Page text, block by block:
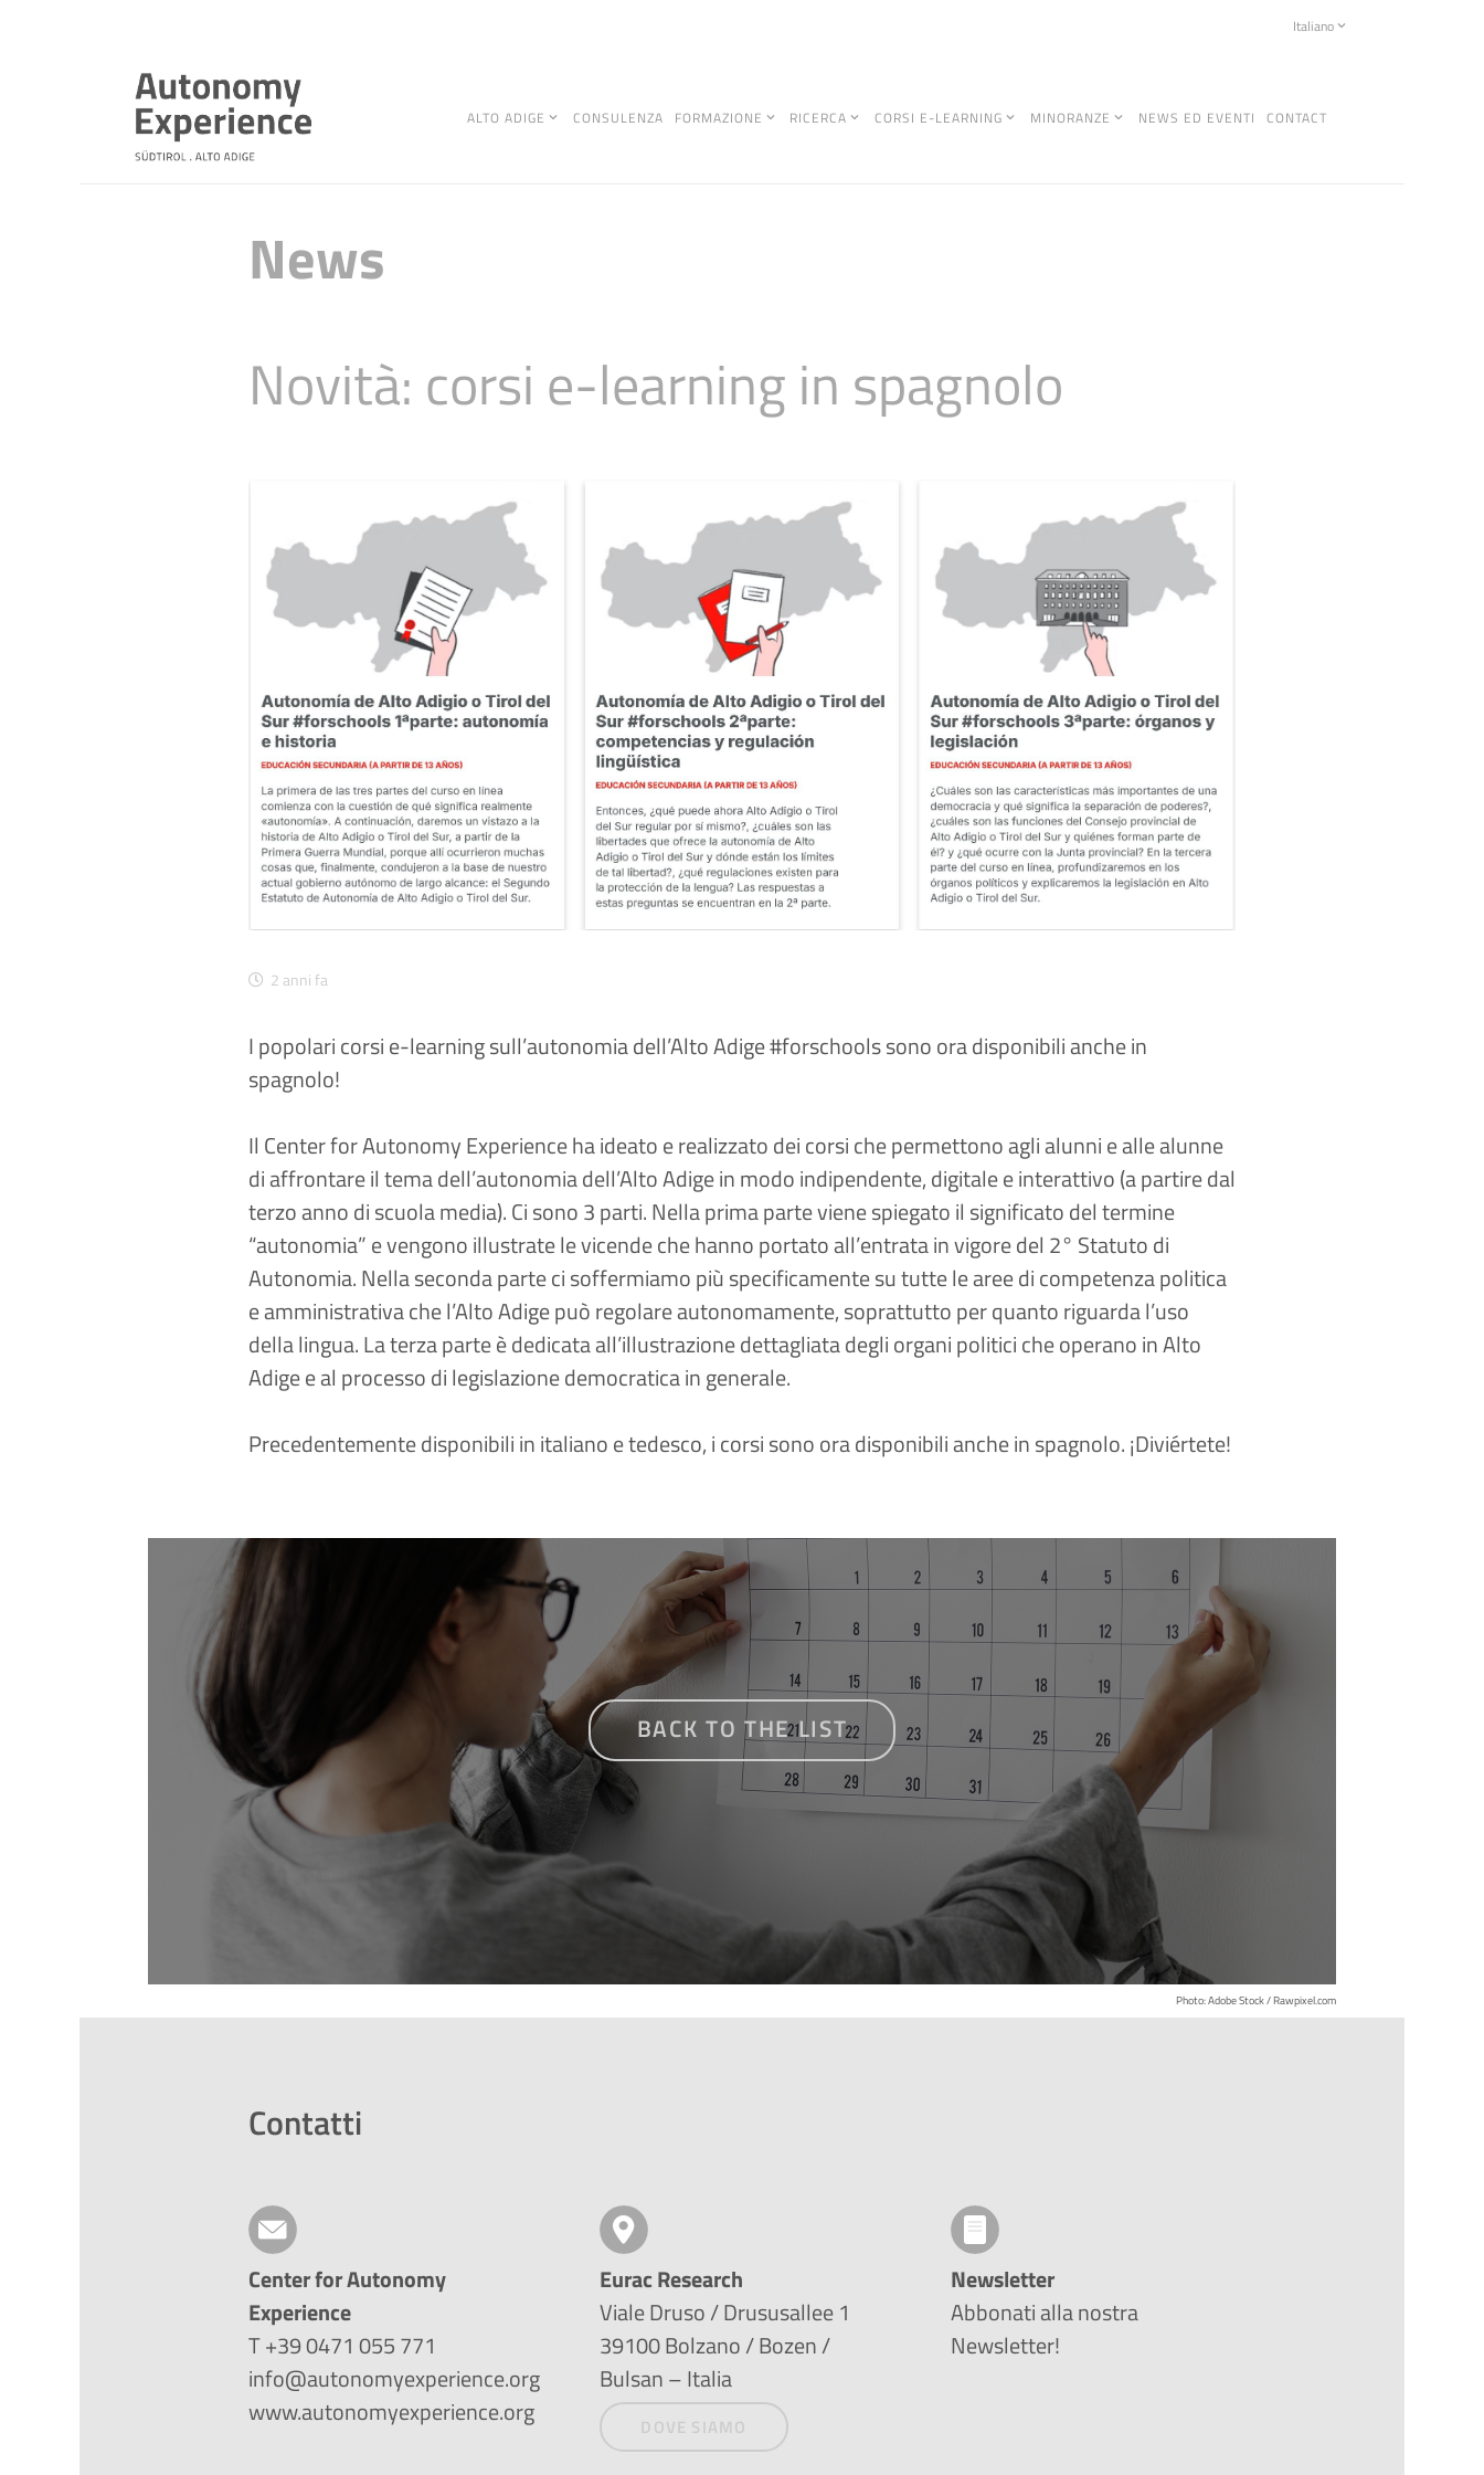
Italiano
ALTO ADIGE CONSULENZA FORMAZIONE RICERCA CORSI E-LEARNING MINORANZE NEWS ED EVENTI CONTACT
News
Novità: corsi e-learning in spagnolo
2 anni fa
I popolari corsi e-learning sull’autonomia dell’Alto Adige #forschools sono ora disponibili anche in
spagnolo!
Il Center for Autonomy Experience ha ideato e realizzato dei corsi che permettono agli alunni e alle alunne
di affrontare il tema dell’autonomia dell’Alto Adige in modo indipendente, digitale e interattivo (a partire dal
terzo anno di scuola media). Ci sono 3 parti. Nella prima parte viene spiegato il significato del termine
“autonomia” e vengono illustrate le vicende che hanno portato all’entrata in vigore del 2° Statuto di
Autonomia. Nella seconda parte ci soffermiamo più specificamente su tutte le aree di competenza politica
e amministrativa che l’Alto Adige può regolare autonomamente, soprattutto per quanto riguarda l’uso
della lingua. La terza parte è dedicata all’illustrazione dettagliata degli organi politici che operano in Alto
Adige e al processo di legislazione democratica in generale.
Precedentemente disponibili initalianoetedesco, i corsi sono ora disponibili anche inspagnolo. ¡Diviértete!
BACK TO THE LIST
Photo: Adobe Stock / Rawpixel.com
Contatti
Center for Autonomy
Experience
T +39 0471 055 771
info@autonomyexperience.org
www.autonomyexperience.org
Eurac Research
Viale Druso / Drususallee 1
39100 Bolzano / Bozen /
Bulsan – Italia
DOVE SIAMO
Newsletter
Abbonati alla nostra
Newsletter!